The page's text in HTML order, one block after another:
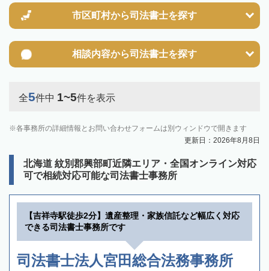
市区町村から司法書士を探す
相談内容から司法書士を探す
全5件中 1~5件を表示
各事務所の詳細情報とお問い合わせフォームは別ウィンドウで開きます
更新日：2026年8月8日
北海道 紋別郡興部町近隣エリア・全国オンライン対応
可で相続対応可能な司法書士事務所
【吉祥寺駅徒歩2分】遺産整理・家族信託など幅広く対応
できる司法書士事務所です
司法書士法人宮田総合法務事務所